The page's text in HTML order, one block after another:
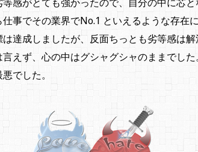
事でその業界でNo.1 といえるような存在
達成しましたが、反面ちっとも劣等感は
えず、心の中はグシャグシャのままでし
でした。